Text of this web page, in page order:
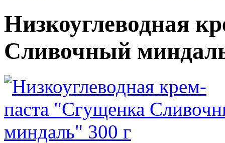
Низкоуглеводная
Сливочный